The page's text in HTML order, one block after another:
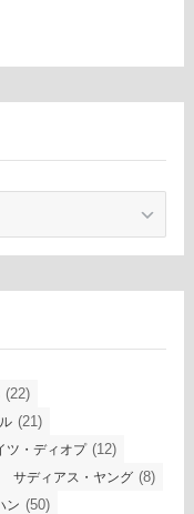
(22)
(21)
ツ・ディオプ(12)
サディアス・ヤング (8)
ン (50)